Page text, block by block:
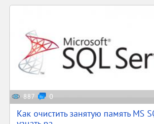
887 0
Как очистить занятую память MS